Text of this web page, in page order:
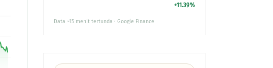
+11.39%
Data ~15 menit tertunda · Google Finance